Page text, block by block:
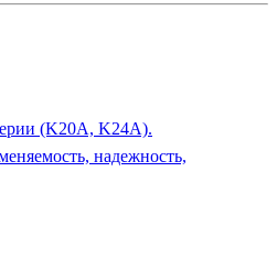
(K20A, K24A).
надежность,